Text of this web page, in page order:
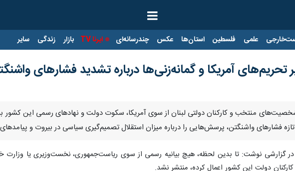
علمی فلسطین استان‌ها عکس چندرسانه‌ای ایرنا TV بازار زندگی سایر
تحریم‌های آمریکا و گمانه‌زنی‌ها درباره تشدید فشارهای